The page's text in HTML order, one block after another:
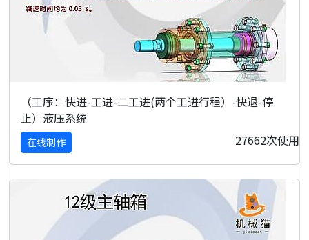
（工序：快进-工进-二工进(两个工进行程）-快退-停
止）液压系统
在线制作 27662次使用